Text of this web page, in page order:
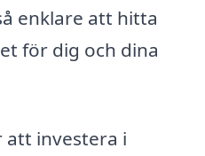
enklare att hitta
för dig och dina
att investera i